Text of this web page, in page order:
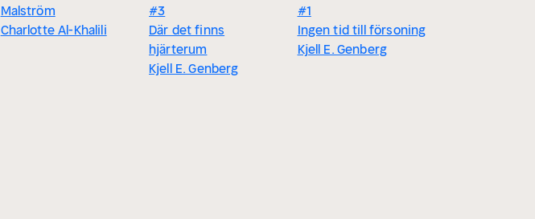
Malström
Charlotte Al-Khalili
#3
Där det finns
hjärterum
Kjell E. Genberg
#1
Ingen tid till försoning
Kjell E. Genberg